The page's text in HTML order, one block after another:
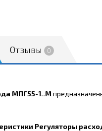
Отзывы 0
МПГ55-1..М
Регуляторы